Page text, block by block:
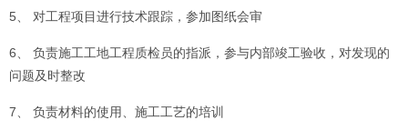
5、 对工程项目进行技术跟踪，参加图纸会审
6、 负责施工工地工程质检员的指派，参与内部竣工验收，对发现的
问题及时整改
7、 负责材料的使用、施工工艺的培训